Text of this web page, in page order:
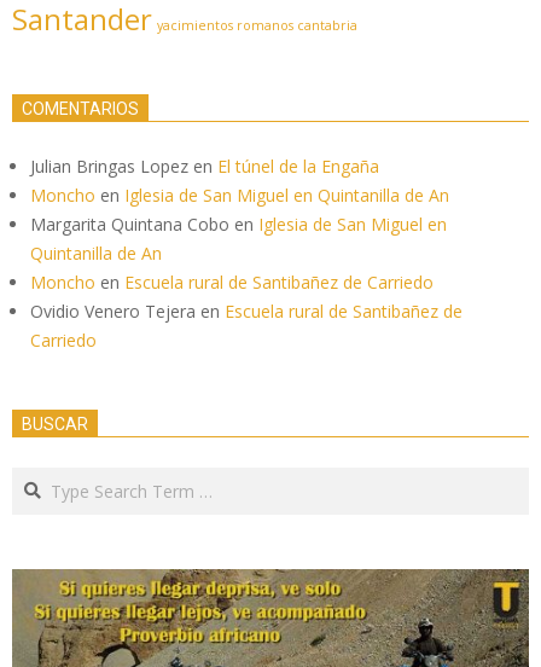
Santander yacimientos romanos cantabria
COMENTARIOS
Julian Bringas Lopez en El túnel de la Engaña
Moncho en Iglesia de San Miguel en Quintanilla de An
Margarita Quintana Cobo en Iglesia de San Miguel en
Quintanilla de An
Moncho en Escuela rural de Santibañez de Carriedo
Ovidio Venero Tejera en Escuela rural de Santibañez de
Carriedo
BUSCAR
Search